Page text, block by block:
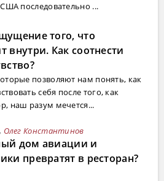
последовательно ...
того, что
внутри. Как соотнести
позволяют нам понять, как
себя после того, как
наш разум мечется...
Олег Константинов
дом авиации и
превратят в ресторан?